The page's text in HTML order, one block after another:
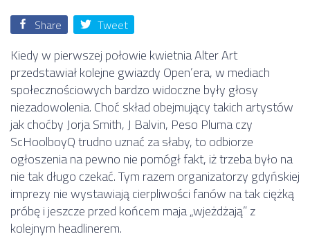
Share Tweet
Kiedy w pierwszej połowie kwietnia Alter Art
przedstawiał kolejne gwiazdy Open’era, w mediach
społecznościowych bardzo widoczne były głosy
niezadowolenia. Choć skład obejmujący takich artystów
jak choćby Jorja Smith, J Balvin, Peso Pluma czy
ScHoolboyQ trudno uznać za słaby, to odbiorze
ogłoszenia na pewno nie pomógł fakt, iż trzeba było na
nie tak długo czekać. Tym razem organizatorzy gdyńskiej
imprezy nie wystawiają cierpliwości fanów na tak ciężką
próbę i jeszcze przed końcem maja „wjeżdżają” z
kolejnym headlinerem.